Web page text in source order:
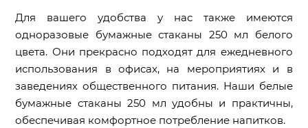
Для вашего удобства у нас также имеются
одноразовые бумажные стаканы 250 мл белого
цвета. Они прекрасно подходят для ежедневного
использования в офисах, на мероприятиях и в
заведениях общественного питания. Наши белые
бумажные стаканы 250 мл удобны и практичны,
обеспечивая комфортное потребление напитков.